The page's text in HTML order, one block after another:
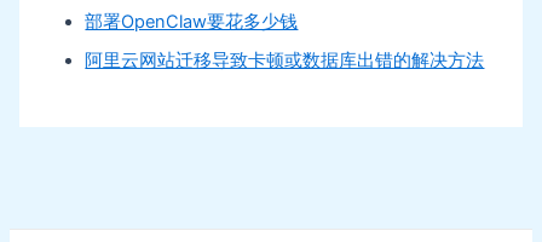
部署OpenClaw要花多少钱
阿里云网站迁移导致卡顿或数据库出错的解决方法